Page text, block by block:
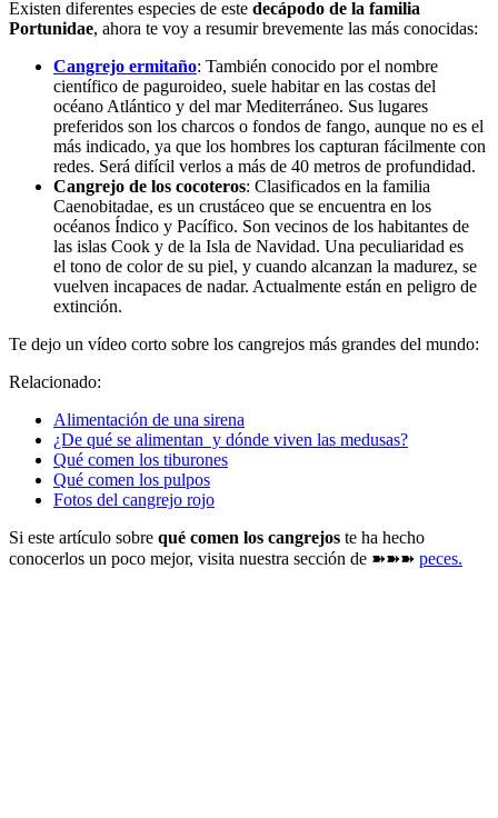
Existen diferentes especies de este decápodo de la familia
Portunidae, ahora te voy a resumir brevemente las más conocidas:
Cangrejo ermitaño: También conocido por el nombre
científico de paguroideo, suele habitar en las costas del
océano Atlántico y del mar Mediterráneo. Sus lugares
preferidos son los charcos o fondos de fango, aunque no es el
más indicado, ya que los hombres los capturan fácilmente con
redes. Será difícil verlos a más de 40 metros de profundidad.
Cangrejo de los cocoteros: Clasificados en la familia
Caenobitadae, es un crustáceo que se encuentra en los
océanos Índico y Pacífico. Son vecinos de los habitantes de
las islas Cook y de la Isla de Navidad. Una peculiaridad es
el tono de color de su piel, y cuando alcanzan la madurez, se
vuelven incapaces de nadar. Actualmente están en peligro de
extinción.
Te dejo un vídeo corto sobre los cangrejos más grandes del mundo:
Relacionado:
Alimentación de una sirena
¿De qué se alimentan y dónde viven las medusas?
Qué comen los tiburones
Qué comen los pulpos
Fotos del cangrejo rojo
Si este artículo sobre qué comen los cangrejos te ha hecho
conocerlos un poco mejor, visita nuestra sección de ➽➽➽ peces.